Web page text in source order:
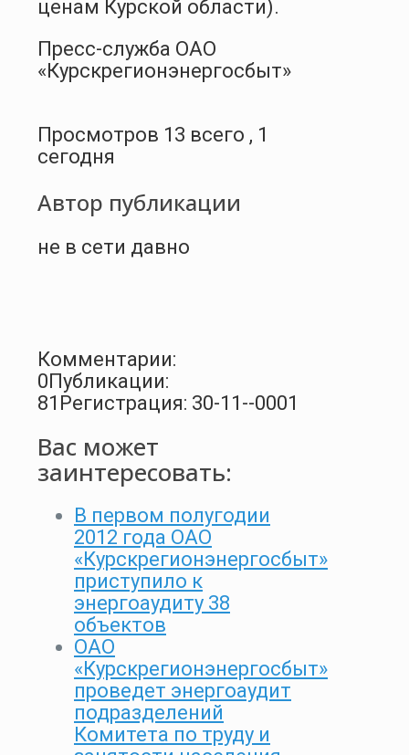
ценам Курской области).
Пресс-служба ОАО
«Курскрегионэнергосбыт»
Просмотров 13 всего , 1
сегодня
Автор публикации
не в сети давно
Комментарии:
0Публикации:
81 Регистрация: 30-11--0001
Вас может
заинтересовать:
В первом полугодии
2012 года ОАО
«Курскрегионэнергосбыт»
приступило к
энергоаудиту 38
объектов
ОАО
«Курскрегионэнергосбыт»
проведет энергоаудит
подразделений
Комитета по труду и